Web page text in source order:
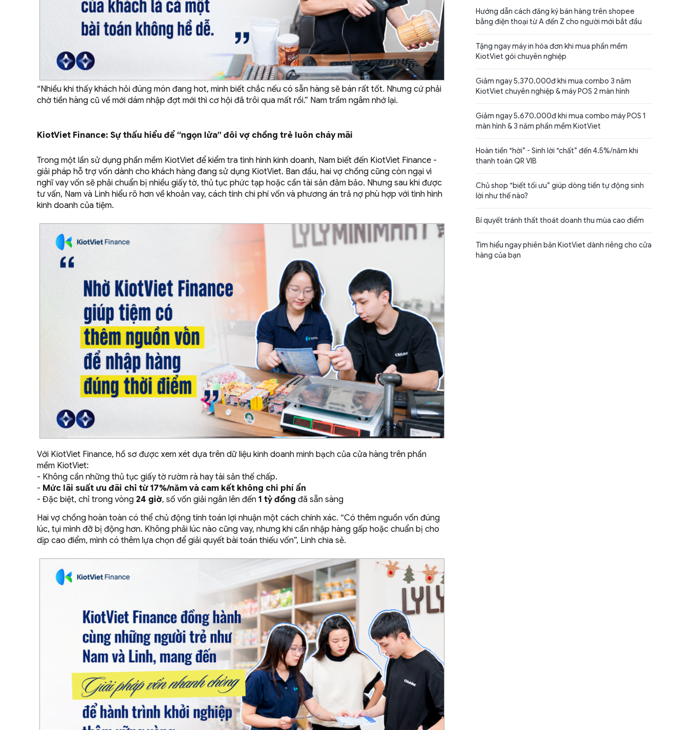
“Nhiều khi thấy khách hỏi đúng món đang hot, mình biết chắc nếu có sẵn hàng sẽ bán rất tốt. Nhưng cứ phải
chờ tiền hàng cũ về mới dám nhập đợt mới thì cơ hội đã trôi qua mất rồi.” Nam trầm ngâm nhớ lại.
KiotViet Finance: Sự thấu hiểu để “ngọn lửa” đôi vợ chồng trẻ luôn cháy mãi
Trong một lần sử dụng phần mềm KiotViet để kiểm tra tình hình kinh doanh, Nam biết đến KiotViet Finance -
giải pháp hỗ trợ vốn dành cho khách hàng đang sử dụng KiotViet. Ban đầu, hai vợ chồng cũng còn ngại vì
nghĩ vay vốn sẽ phải chuẩn bị nhiều giấy tờ, thủ tục phức tạp hoặc cần tài sản đảm bảo. Nhưng sau khi được
tư vấn, Nam và Linh hiểu rõ hơn về khoản vay, cách tính chi phí vốn và phương án trả nợ phù hợp với tình hình
kinh doanh của tiệm.
Với KiotViet Finance, hồ sơ được xem xét dựa trên dữ liệu kinh doanh minh bạch của cửa hàng trên phần
mềm KiotViet:
- Không cần những thủ tục giấy tờ rườm rà hay tài sản thế chấp.
- Mức lãi suất ưu đãi chỉ từ 17%/năm và cam kết không chi phí ẩn
- Đặc biệt, chỉ trong vòng 24 giờ, số vốn giải ngân lên đến 1 tỷ đồng đã sẵn sàng
Hai vợ chồng hoàn toàn có thể chủ động tính toán lợi nhuận một cách chính xác. “Có thêm nguồn vốn đúng
lúc, tụi mình đỡ bị động hơn. Không phải lúc nào cũng vay, nhưng khi cần nhập hàng gấp hoặc chuẩn bị cho
dịp cao điểm, mình có thêm lựa chọn để giải quyết bài toán thiếu vốn”, Linh chia sẻ.
Hướng dẫn cách đăng ký bán hàng trên shopee
bằng điện thoại từ A đến Z cho người mới bắt đầu
Tặng ngay máy in hóa đơn khi mua phần mềm
KiotViet gói chuyên nghiệp
Giảm ngay 5.370.000đ khi mua combo 3 năm
KiotViet chuyên nghiệp & máy POS 2 màn hình
Giảm ngay 5.670.000đ khi mua combo máy POS 1
màn hình & 3 năm phần mềm KiotViet
Hoàn tiền “hời” - Sinh lời “chất” đến 4.5%/năm khi
thanh toán QR VIB
Chủ shop “biết tối ưu” giúp dòng tiền tự động sinh
lời như thế nào?
Bí quyết tránh thất thoát doanh thu mùa cao điểm
Tìm hiểu ngay phiên bản KiotViet dành riêng cho cửa
hàng của bạn